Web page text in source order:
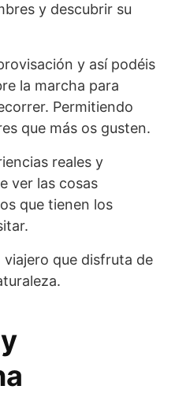
y descubrir su
y así podéis
la marcha para
Permitiendo
que más os gusten.
reales y
ver las cosas
que tienen los
viajero que disfruta de